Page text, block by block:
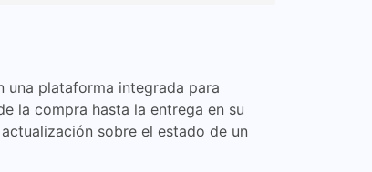
una plataforma integrada para
la compra hasta la entrega en su
sobre el estado de un